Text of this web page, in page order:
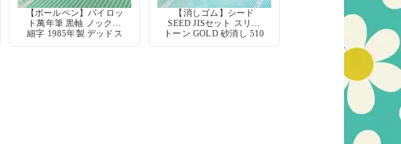
【ボールペン】パイロッ
ト萬年筆 黒軸 ノック式
細字 1985年製 デッドス
【消しゴム】シード
SEED JISセット スリー
トーン GOLD 砂消し 510